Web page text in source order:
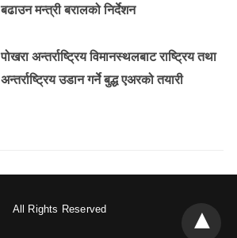
बढाउन मन्त्री बरालको निर्देशन
पोखरा अन्तर्राष्ट्रिय विमानस्थलबाट राष्ट्रिय तथा
अन्तर्राष्ट्रिय उडान गर्ने बुद्ध एअरको तयारी
All Rights Reserved